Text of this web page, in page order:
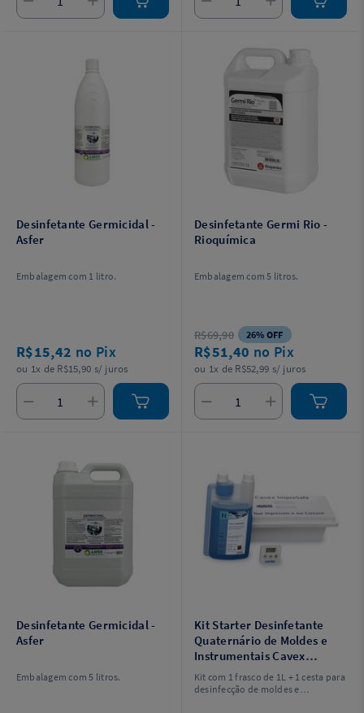
Desinfetante Germicidal -
Asfer
Embalagem com 1 litro.
R$15,42 no Pix
ou 1x de R$15,90 s/ juros
Desinfetante Germi Rio -
Rioquímica
Embalagem com 5 litros.
R$69,90 26% OFF
R$51,40 no Pix
ou 1x de R$52,99 s/ juros
Desinfetante Germicidal -
Asfer
Embalagem com 5 litros.
Kit Starter Desinfetante
Quaternário de Moldes e
Instrumentais Cavex
Impresafe - Cavex
Kit com 1 frasco de 1L + 1 cesta para
desinfecção de moldes e